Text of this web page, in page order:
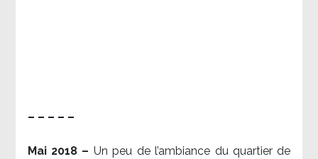
– – – – –
Mai 2018 – Un peu de l’ambiance du quartier de